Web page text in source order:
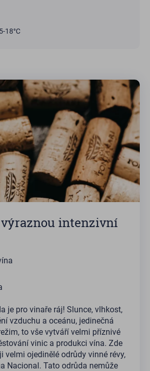
18°С
výraznou intenzivní
je pro vinaře ráj! Slunce, vlhkost,
vzduchu a oceánu, jedinečná
to vše vytváří velmi příznivé
vinic a produkci vína. Zde
velmi ojedinělé odrůdy vinné révy,
Nacional. Tato odrůda nemůže